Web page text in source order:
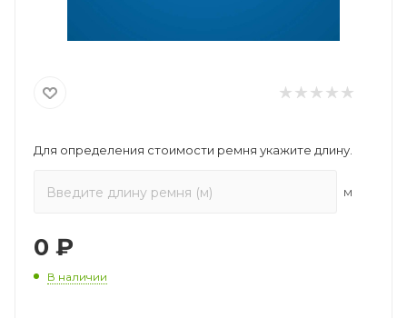
Для определения стоимости ремня укажите длину.
м
0 ₽
В наличии